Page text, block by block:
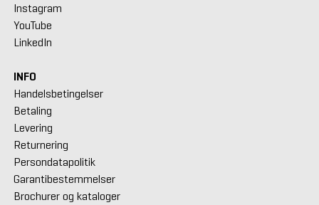
Instagram
YouTube
LinkedIn
INFO
Handelsbetingelser
Betaling
Levering
Returnering
Persondatapolitik
Garantibestemmelser
Brochurer og kataloger